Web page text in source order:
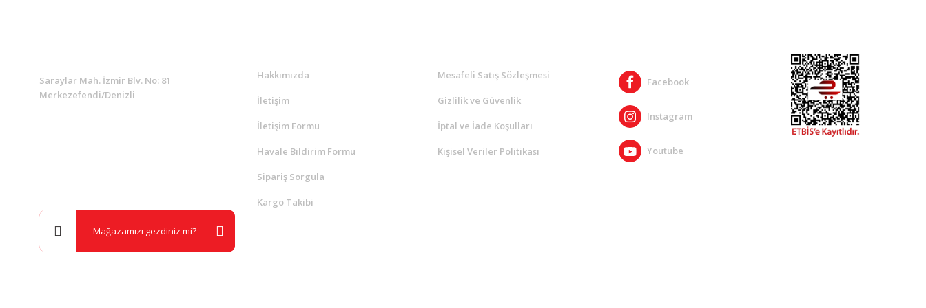
Saraylar Mah. İzmir Blv. No: 81
Merkezefendi/Denizli
Mağazamızı gezdiniz mi?
Hakkımızda
İletişim
İletişim Formu
Havale Bildirim Formu
Sipariş Sorgula
Kargo Takibi
Mesafeli Satış Sözleşmesi
Gizlilik ve Güvenlik
İptal ve İade Koşulları
Kişisel Veriler Politikası
Facebook
Instagram
Youtube